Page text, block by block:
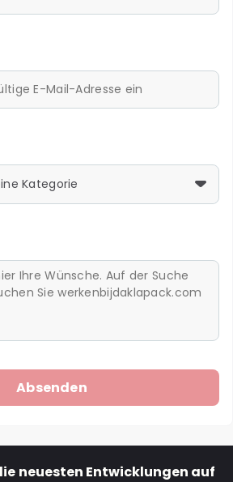
Kategorie
neuesten Entwicklungen auf